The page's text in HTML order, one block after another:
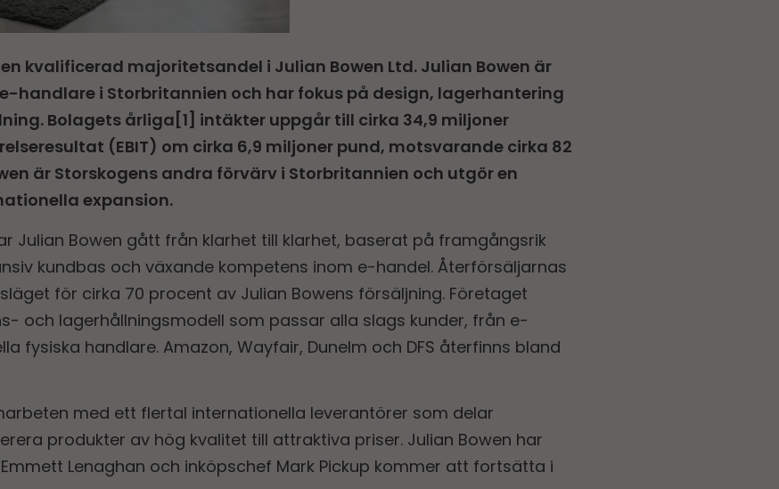
kvalificerad majoritetsandel i Julian Bowen Ltd. Julian Bowen är
handlare i Storbritannien och har fokus på design, lagerhantering
Bolagets årliga[1] intäkter uppgår till cirka 34,9 miljoner
(EBIT) om cirka 6,9 miljoner pund, motsvarande cirka 82
är Storskogens andra förvärv i Storbritannien och utgör en
expansion.
Julian Bowen gått från klarhet till klarhet, baserat på framgångsrik
kundbas och växande kompetens inom e-handel. Återförsäljarnas
för cirka 70 procent av Julian Bowens försäljning. Företaget
och lagerhållningsmodell som passar alla slags kunder, från e-
fysiska handlare. Amazon, Wayfair, Dunelm och DFS återfinns bland
med ett flertal internationella leverantörer som delar
produkter av hög kvalitet till attraktiva priser. Julian Bowen har
Lenaghan och inköpschef Mark Pickup kommer att fortsätta i